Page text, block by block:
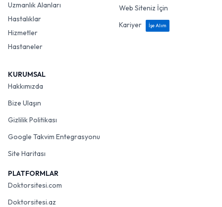
Uzmanlık Alanları
Hastalıklar
Hizmetler
Hastaneler
Web Siteniz İçin
Kariyer
İşe Alım
KURUMSAL
Hakkımızda
Bize Ulaşın
Gizlilik Politikası
Google Takvim Entegrasyonu
Site Haritası
PLATFORMLAR
Doktorsitesi.com
Doktorsitesi.az